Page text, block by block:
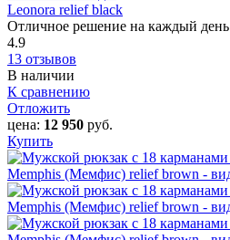
Leonora relief black
Отличное решение на каждый день
4.9
13 отзывов
В наличии
К сравнению
Отложить
цена: 12 950 руб.
Купить